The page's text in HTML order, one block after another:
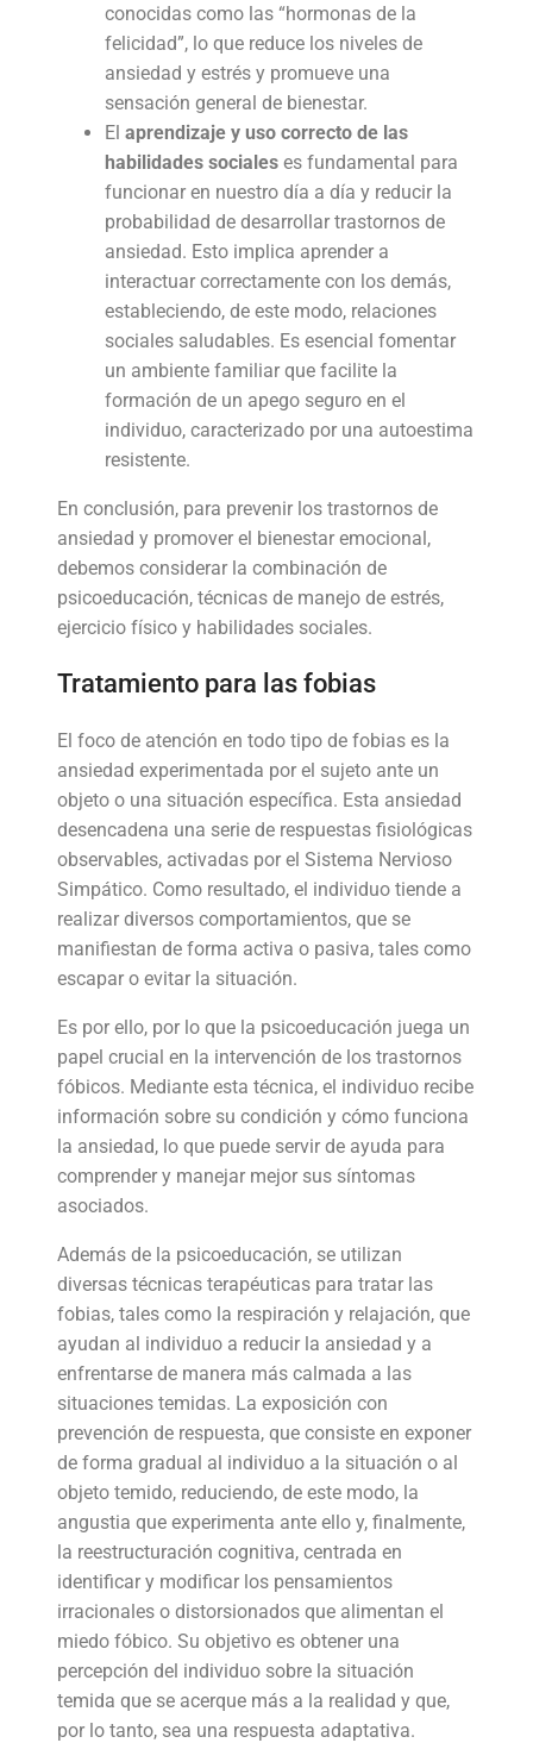
conocidas como las “hormonas de la
felicidad”, lo que reduce los niveles de
ansiedad y estrés y promueve una
sensación general de bienestar.
El aprendizaje y uso correcto de las
habilidades sociales es fundamental para
funcionar en nuestro día a día y reducir la
probabilidad de desarrollar trastornos de
ansiedad. Esto implica aprender a
interactuar correctamente con los demás,
estableciendo, de este modo, relaciones
sociales saludables. Es esencial fomentar
un ambiente familiar que facilite la
formación de un apego seguro en el
individuo, caracterizado por una autoestima
resistente.
En conclusión, para prevenir los trastornos de
ansiedad y promover el bienestar emocional,
debemos considerar la combinación de
psicoeducación, técnicas de manejo de estrés,
ejercicio físico y habilidades sociales.
Tratamiento para las fobias
El foco de atención en todo tipo de fobias es la
ansiedad experimentada por el sujeto ante un
objeto o una situación específica. Esta ansiedad
desencadena una serie de respuestas fisiológicas
observables, activadas por el Sistema Nervioso
Simpático. Como resultado, el individuo tiende a
realizar diversos comportamientos, que se
manifiestan de forma activa o pasiva, tales como
escapar o evitar la situación.
Es por ello, por lo que la psicoeducación juega un
papel crucial en la intervención de los trastornos
fóbicos. Mediante esta técnica, el individuo recibe
información sobre su condición y cómo funciona
la ansiedad, lo que puede servir de ayuda para
comprender y manejar mejor sus síntomas
asociados.
Además de la psicoeducación, se utilizan
diversas técnicas terapéuticas para tratar las
fobias, tales como la respiración y relajación, que
ayudan al individuo a reducir la ansiedad y a
enfrentarse de manera más calmada a las
situaciones temidas. La exposición con
prevención de respuesta, que consiste en exponer
de forma gradual al individuo a la situación o al
objeto temido, reduciendo, de este modo, la
angustia que experimenta ante ello y, finalmente,
la reestructuración cognitiva, centrada en
identificar y modificar los pensamientos
irracionales o distorsionados que alimentan el
miedo fóbico. Su objetivo es obtener una
percepción del individuo sobre la situación
temida que se acerque más a la realidad y que,
por lo tanto, sea una respuesta adaptativa.